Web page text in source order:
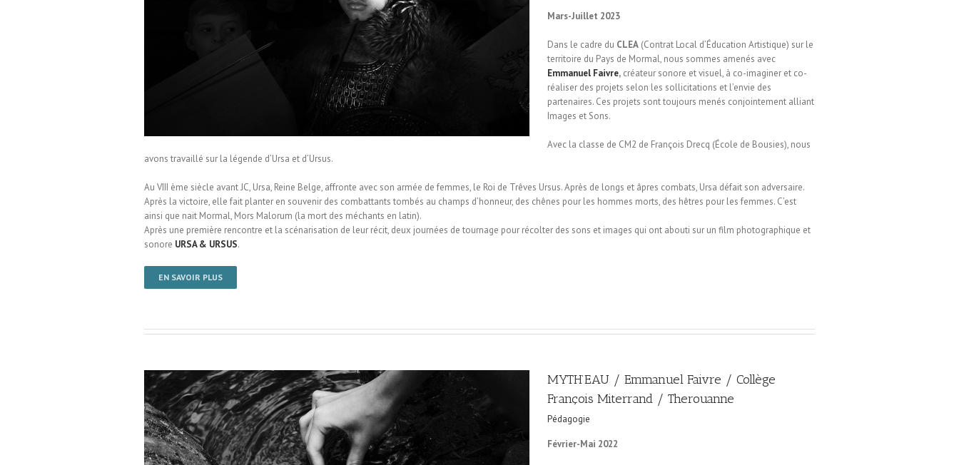
Mars-Juillet 2023
Dans le cadre du CLEA (Contrat Local d’Éducation Artistique) sur le
territoire du Pays de Mormal, nous sommes amenés avec
Emmanuel Faivre, créateur sonore et visuel, à co-imaginer et co-
réaliser des projets selon les sollicitations et l’envie des
partenaires. Ces projets sont toujours menés conjointement alliant
Images et Sons.
Avec la classe de CM2 de François Drecq (École de Bousies), nous
avons travaillé sur la légende d’Ursa et d’Ursus.
Au VIII ème siècle avant JC, Ursa, Reine Belge, affronte avec son armée de femmes, le Roi de Trêves Ursus. Après de longs et âpres combats, Ursa défait son adversaire.
Après la victoire, elle fait planter en souvenir des combattants tombés au champs d’honneur, des chênes pour les hommes morts, des hêtres pour les femmes. C’est
ainsi que nait Mormal, Mors Malorum (la mort des méchants en latin).
Après une première rencontre et la scénarisation de leur récit, deux journées de tournage pour récolter des sons et images qui ont abouti sur un film photographique et
sonore URSA & URSUS.
EN SAVOIR PLUS
MYTH’EAU / Emmanuel Faivre / Collège
François Miterrand / Therouanne
Pédagogie
Février-Mai 2022